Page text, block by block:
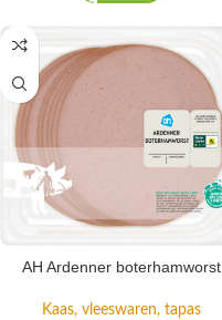
AH Ardenner boterhamworst
Kaas, vleeswaren, tapas